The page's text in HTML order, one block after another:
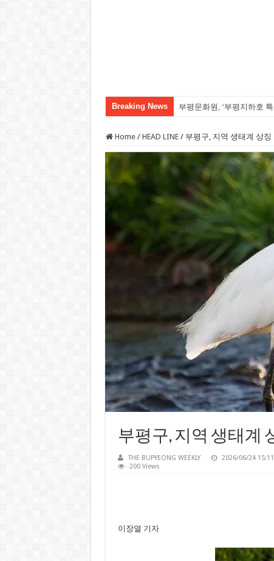
Breaking News 부평문화원, ‘부평지하호
손가락만 보고 달을 놓치는
Home / HEAD LINE / 부평구, 지역 생태계 상징
부평구, 지역 생태계
THE BUPYEONG WEEKLY 2026/06/24 15:11
200 Views
이장열 기자